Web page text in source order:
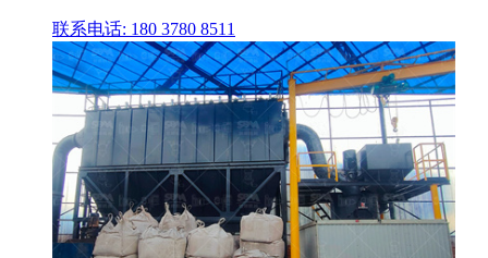
联系电话: 180 3780 8511